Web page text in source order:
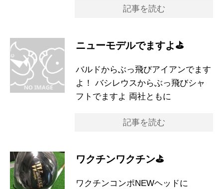
記事を読む
ニューモデルでますよ⛳️
バルドからぶっ飛びアイアンでます
よ！ バシレウスからぶっ飛びシャ
フトでますよ 両社ともに
記事を読む
ワクチンワクチン⛳️
ワクチンコンポNEWヘッドに